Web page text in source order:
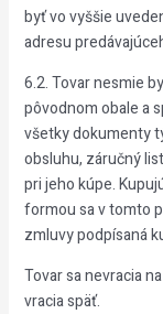
byť vo vyššie
adresu
6.2. Tovar nesmie
pôvodnom obale a
všetky dokumenty
obsluhu, záručný
pri jeho kúpe.
formou sa v tomto
zmluvy podpísaná
Tovar sa nevracia
vracia späť.